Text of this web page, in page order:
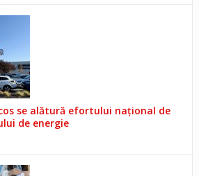
se alătură efortului național de
de energie